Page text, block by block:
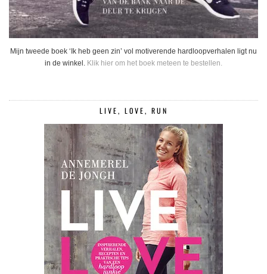
Mijn tweede boek ‘Ik heb geen zin’ vol motiverende hardloopverhalen ligt nu
in de winkel. Klik hier om het boek meteen te bestellen.
LIVE, LOVE, RUN